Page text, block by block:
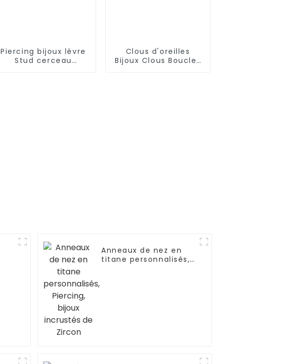
Piercing bijoux lèvre
Stud cerceau
Clous d'oreilles
Bijoux Clous Boucles
Anneaux de nez en
titane personnalisés,